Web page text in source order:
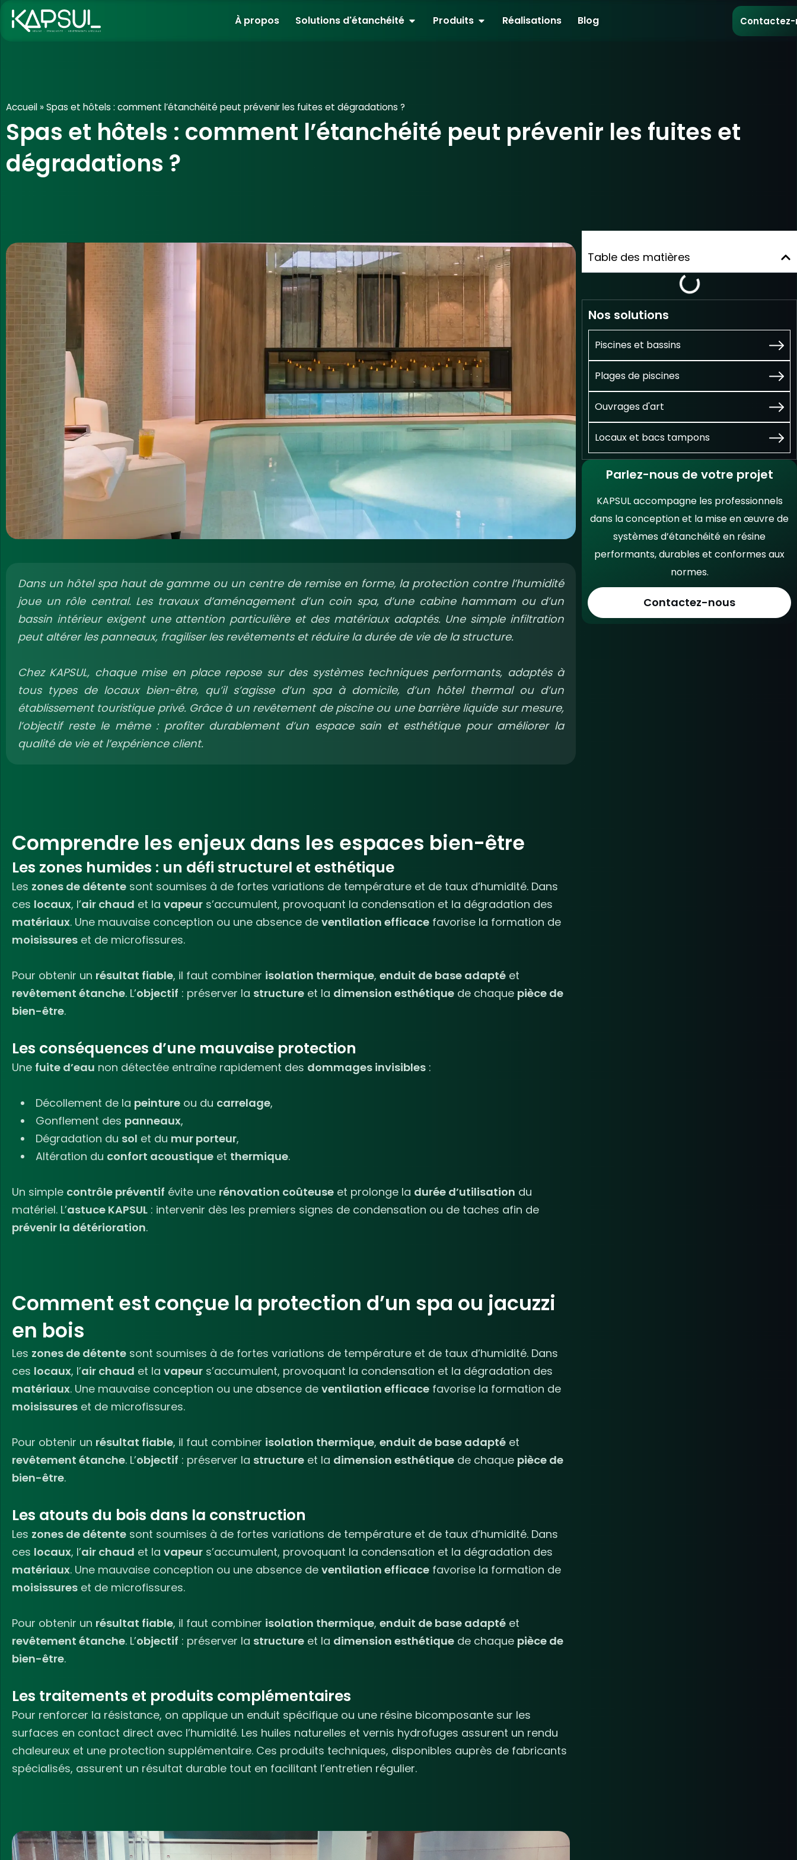
Aller
À propos Solutions d'étanchéité Produits Réalisations Blog Contactez-
Accueil »Spas et hôtels : comment l’étanchéité peut prévenir les fuites et dégradations ?
Spas et hôtels : comment l’étanchéité peut prévenir les fuites et
dégradations ?
Dans un hôtel spa haut de gamme ou un centre de remise en forme, la protection contre l’humidité
joue un rôle central. Les travaux d’aménagement d’un coin spa, d’une cabine hammam ou d’un
bassin intérieur exigent une attention particulière et des matériaux adaptés. Une simple infiltration
peut altérer les panneaux, fragiliser les revêtements et réduire la durée de vie de la structure.
Chez KAPSUL, chaque mise en place repose sur des systèmes techniques performants, adaptés à
tous types de locaux bien-être, qu’il s’agisse d’un spa à domicile, d’un hôtel thermal ou d’un
établissement touristique privé. Grâce à un revêtement de piscine ou une barrière liquide sur mesure,
l’objectif reste le même : profiter durablement d’un espace sain et esthétique pour améliorer la
qualité de vie et l’expérience client.
Comprendre les enjeux dans les espaces bien-être
Les zones humides : un défi structurel et esthétique
Les zones de détente sont soumises à de fortes variations de température et de taux d’humidité. Dans
ces locaux, l’air chaud et la vapeur s’accumulent, provoquant la condensation et la dégradation des
matériaux. Une mauvaise conception ou une absence de ventilation efficace favorise la formation de
moisissures et de microfissures.
Pour obtenir un résultat fiable, il faut combiner isolation thermique, enduit de base adapté et
revêtement étanche. L’objectif : préserver la structure et la dimension esthétique de chaque pièce de
bien-être.
Les conséquences d’une mauvaise protection
Une fuite d’eau non détectée entraîne rapidement des dommages invisibles :
Décollement de la peinture ou du carrelage,
Gonflement des panneaux,
Dégradation du sol et du mur porteur,
Altération du confort acoustique et thermique.
Un simple contrôle préventif évite une rénovation coûteuse et prolonge la durée d’utilisation du
matériel. L’astuce KAPSUL : intervenir dès les premiers signes de condensation ou de taches afin de
prévenir la détérioration.
Comment est conçue la protection d’un spa ou jacuzzi
en bois
Les zones de détente sont soumises à de fortes variations de température et de taux d’humidité. Dans
ces locaux, l’air chaud et la vapeur s’accumulent, provoquant la condensation et la dégradation des
matériaux. Une mauvaise conception ou une absence de ventilation efficace favorise la formation de
moisissures et de microfissures.
Pour obtenir un résultat fiable, il faut combiner isolation thermique, enduit de base adapté et
revêtement étanche. L’objectif : préserver la structure et la dimension esthétique de chaque pièce de
bien-être.
Les atouts du bois dans la construction
Les zones de détente sont soumises à de fortes variations de température et de taux d’humidité. Dans
ces locaux, l’air chaud et la vapeur s’accumulent, provoquant la condensation et la dégradation des
matériaux. Une mauvaise conception ou une absence de ventilation efficace favorise la formation de
moisissures et de microfissures.
Pour obtenir un résultat fiable, il faut combiner isolation thermique, enduit de base adapté et
revêtement étanche. L’objectif : préserver la structure et la dimension esthétique de chaque pièce de
bien-être.
Les traitements et produits complémentaires
Pour renforcer la résistance, on applique un enduit spécifique ou une résine bicomposante sur les
surfaces en contact direct avec l’humidité. Les huiles naturelles et vernis hydrofuges assurent un rendu
chaleureux et une protection supplémentaire. Ces produits techniques, disponibles auprès de fabricants
spécialisés, assurent un résultat durable tout en facilitant l’entretien régulier.
Table des matières
Nos solutions
Piscines et bassins
Plages de piscines
Ouvrages d'art
Locaux et bacs tampons
Parlez-nous de votre projet
KAPSUL accompagne les professionnels
dans la conception et la mise en œuvre de
systèmes d’étanchéité en résine
performants, durables et conformes aux
normes.
Contactez-nous